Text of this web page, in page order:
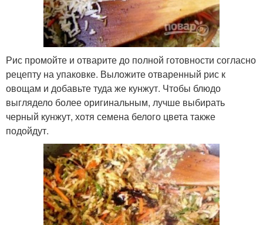
Рис промойте и отварите до полной готовности согласно
рецепту на упаковке. Выложите отваренный рис к
овощам и добавьте туда же кунжут. Чтобы блюдо
выглядело более оригинальным, лучше выбирать
черный кунжут, хотя семена белого цвета также
подойдут.